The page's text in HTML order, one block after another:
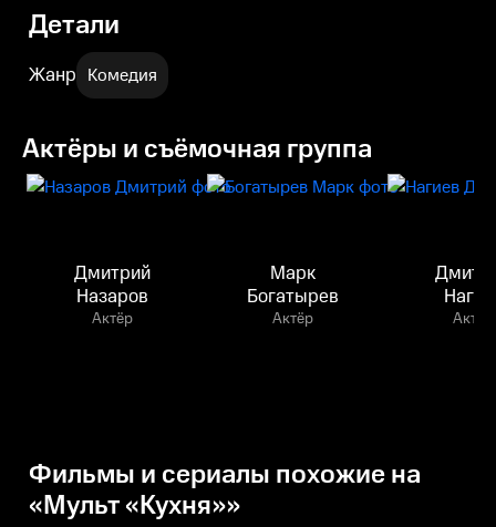
Детали
Жанр Комедия
Актёры и съёмочная группа
Дмитрий
Назаров
Актёр
Марк
Богатырев
Актёр Актёр
Фильмы и сериалы похожие на
«Мульт «Кухня»»